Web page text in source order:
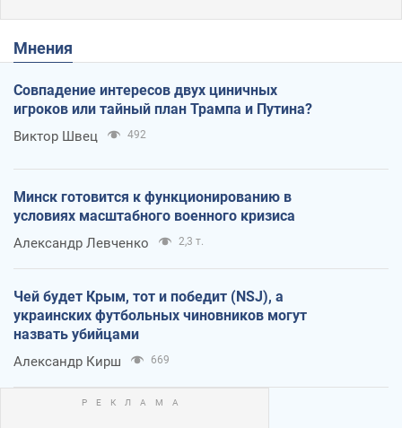
Мнения
Совпадение интересов двух циничных
игроков или тайный план Трампа и Путина?
Виктор Швец 492
Минск готовится к функционированию в
условиях масштабного военного кризиса
Александр Левченко 2,3 т.
Чей будет Крым, тот и победит (NSJ), а
украинских футбольных чиновников могут
назвать убийцами
Александр Кирш 669